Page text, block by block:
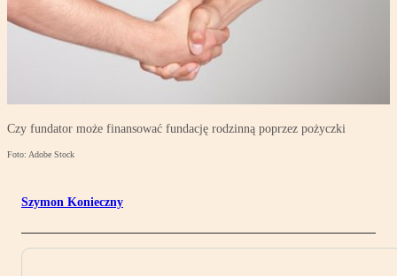
Czy fundator może finansować fundację rodzinną poprzez pożyczki
Foto: Adobe Stock
Szymon Konieczny